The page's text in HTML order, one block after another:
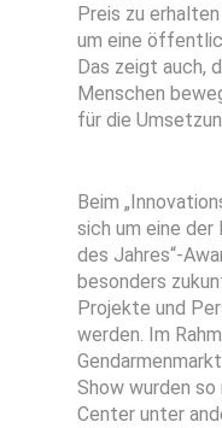
Preis zu
um eine
Das zeigt auch,
Menschen
für die
Beim
sich um eine der
des Jahres“-
besonders
Projekte und
werden. Im
Show wurden
Center unter